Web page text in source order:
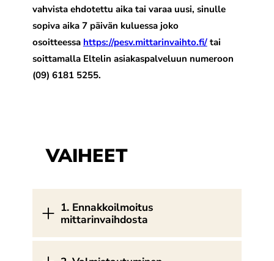
vahvista ehdotettu aika tai varaa uusi, sinulle
sopiva aika 7 päivän kuluessa joko
osoitteessa https://pesv.mittarinvaihto.fi/tai
soittamalla Eltelin asiakaspalveluun numeroon
(09) 6181 5255.
VAIHEET
1. Ennakkoilmoitus
mittarinvaihdosta